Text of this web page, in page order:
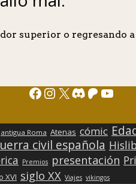
superior o regresando
Facebook
Instagram
X Discord
antigua Roma Atenas cómic
civil española
Premios presentación
XVI siglo XX Viajes vikingos